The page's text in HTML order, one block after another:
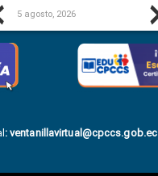
Previous
5 agosto, 2026
:ventanillavirtual@cpccs.gob.ec